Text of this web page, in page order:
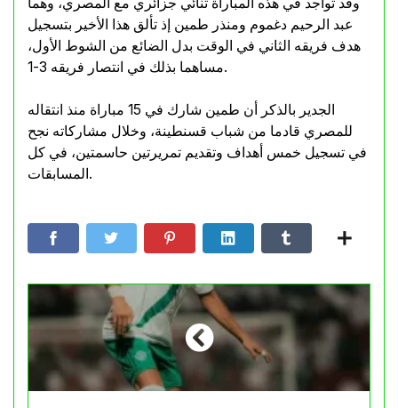
وقد تواجد في هذه المباراة ثنائي جزائري مع المصري، وهما
عبد الرحيم دغموم ومنذر طمين إذ تألق هذا الأخير بتسجيل
هدف فريقه الثاني في الوقت بدل الضائع من الشوط الأول،
مساهما بذلك في انتصار فريقه 3-1.
الجدير بالذكر أن طمين شارك في 15 مباراة منذ انتقاله
للمصري قادما من شباب قسنطينة، وخلال مشاركاته نجح
في تسجيل خمس أهداف وتقديم تمريرتين حاسمتين، في كل
المسابقات.